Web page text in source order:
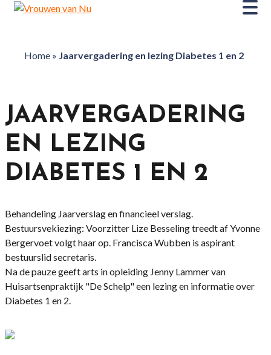
Home» Jaarvergadering en lezing Diabetes 1 en 2
JAARVERGADERING
EN LEZING
DIABETES 1 EN 2
Behandeling Jaarverslag en financieel verslag.
Bestuursvekiezing: Voorzitter Lize Besseling treedt af Yvonne
Bergervoet volgt haar op. Francisca Wubben is aspirant
bestuurslid secretaris.
Na de pauze geeft arts in opleiding Jenny Lammer van
Huisartsenpraktijk "De Schelp" een lezing en informatie over
Diabetes 1 en 2.